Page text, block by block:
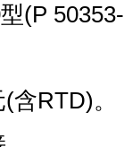
(P
RTD)。